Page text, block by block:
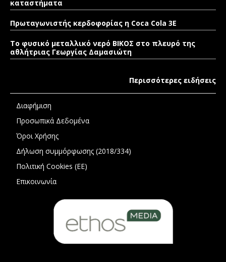
καταστήματα
Πρωταγωνιστής κερδοφορίας η Coca Cola 3E
Το φυσικό μεταλλικό νερό ΒΙΚΟΣ στο πλευρό της
αθλήτριας Γεωργίας Δαμασιώτη
Περισσότερες ειδήσεις
Διαφήμιση
Προσωπικά Δεδομένα
Όροι Χρήσης
Δήλωση συμμόρφωσης (2018/334)
Πολιτική Cookies (ΕΕ)
Επικοινωνία